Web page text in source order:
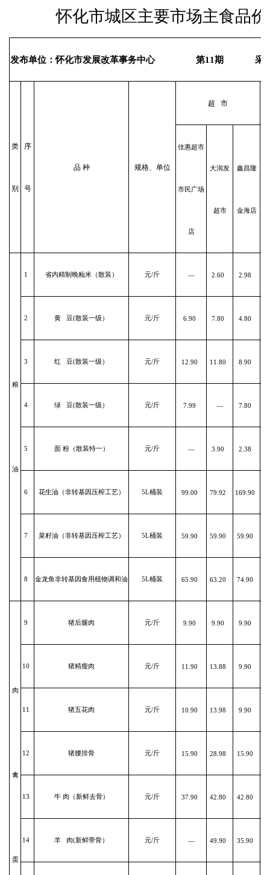
怀化市城区主要市场主食品
发布单位：怀化市发展改革事务中心 第11期 采价时
类
别
序
号
品 种 规格、单位
超 市
佳惠超市
市民广场
店
大润发
超市
鑫昌隆
金海店
粮
油
1 省内精制晚籼米（散装） 元/斤 — 2.60 2.98
2 黄 豆(散装一级） 元/斤 6.90 7.80 4.80
3 红 豆(散装一级） 元/斤 12.90 11.80 8.90
4 绿 豆(散装一级） 元/斤 7.99 — 7.80
5 面 粉（散装特一） 元/斤 — 3.90 2.38
6 花生油（非转基因压榨工艺） 5L桶装 99.00 79.92 169.90
7 菜籽油（非转基因压榨工艺） 5L桶装 59.90 59.90 59.90
8 金龙鱼非转基因食用植物调和油 5L桶装 65.90 63.20 74.90
肉
禽
蛋
9 猪后腿肉 元/斤 9.90 9.90 9.90
10 猪精瘦肉 元/斤 11.90 13.88 9.90
11 猪五花肉 元/斤 10.90 13.98 9.90
12 猪腰排骨 元/斤 15.90 28.98 15.90
13 牛 肉（新鲜去骨） 元/斤 37.90 42.80 42.80
14 羊 肉(新鲜带骨） 元/斤 — 49.90 35.90